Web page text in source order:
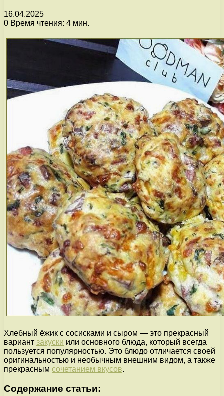
16.04.2025
0 Время чтения: 4 мин.
Хлебный ёжик с сосисками и сыром — это прекрасный
вариант закуски или основного блюда, который всегда
пользуется популярностью. Это блюдо отличается своей
оригинальностью и необычным внешним видом, а также
прекрасным сочетанием вкусов.
Содержание статьи: